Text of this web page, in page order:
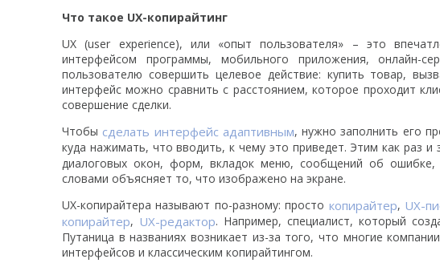
Что такое UX-копирайтинг
UX (user experience), или «опыт пользователя» – это
интерфейсом программы, мобильного приложения, онлайн-
пользователю совершить целевое действие: купить товар,
интерфейс можно сравнить с расстоянием, которое проходит
совершение сделки.
Чтобы сделать интерфейс адаптивным, нужно заполнить его
куда нажимать, что вводить, к чему это приведет. Этим как раз и
диалоговых окон, форм, вкладок меню, сообщений об ошибке,
словами объясняет то, что изображено на экране.
UX-копирайтера называют по-разному: просто копирайтер, UX-
копирайтер, UX-редактор. Например, специалист, который
Путаница в названиях возникает из-за того, что многие
интерфейсов и классическим копирайтингом.